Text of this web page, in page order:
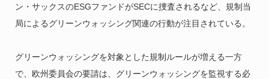
ン・サックスのESGファンドがSECに捜査されるなど、規制当
局によるグリーンウォッシング関連の行動が注目されている。
グリーンウォッシングを対象とした規制ルールが増える一方
で、欧州委員会の要請は、グリーンウォッシングを監視する必